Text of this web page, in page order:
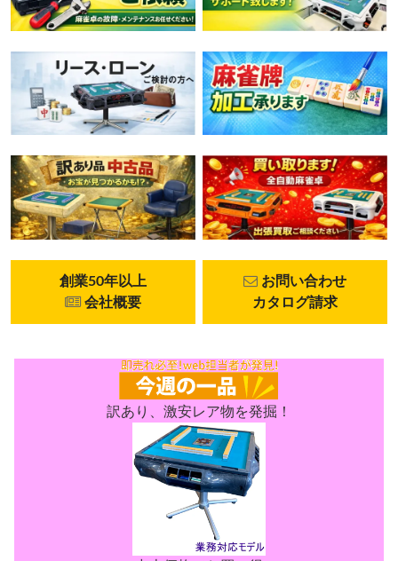
創業50年以上
会社概要
お問い合わせ
カタログ請求
訳あり、激安レア物を発掘！